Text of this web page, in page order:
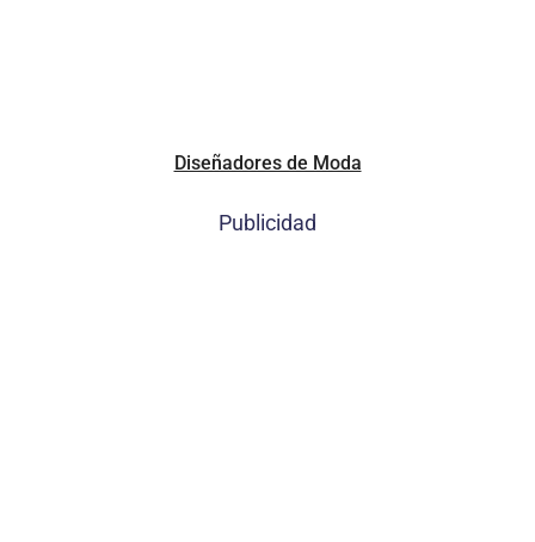
Diseñadores de Moda
Publicidad